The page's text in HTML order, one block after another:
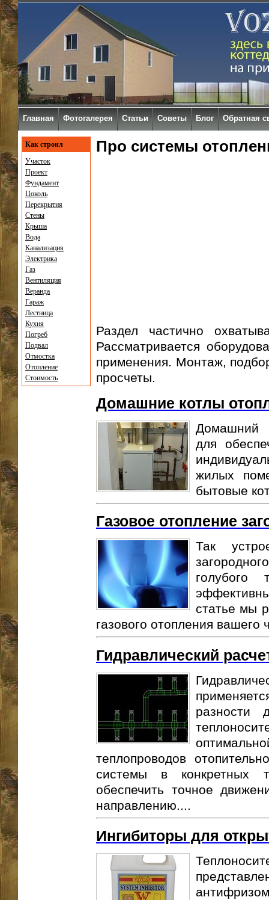
Про системы
Раздел частично
Рассматривается
применения. Монтаж,
просчеты.
Домашние котлы
Домашний
для
жилых
бытовые
Газовое отопление
Так
статье мы
газового отопления вашего
Гидравлический
разности
теплопроводов
системы в конкретных
обеспечить точное
направлению....
Ингибиторы для
Как строил
Участок
Проект
Фундамент
Цоколь
Перекрытия
Стены
Крыша
Вода
Канализация
Электрика
Газ
Вентиляция
Веранда
Гараж
Лестница
Кухня
Погреб
Подвал
Отмостка
Отопление
Стоимость
Главная Фотогалерея Статьи Советы Блог Обратная